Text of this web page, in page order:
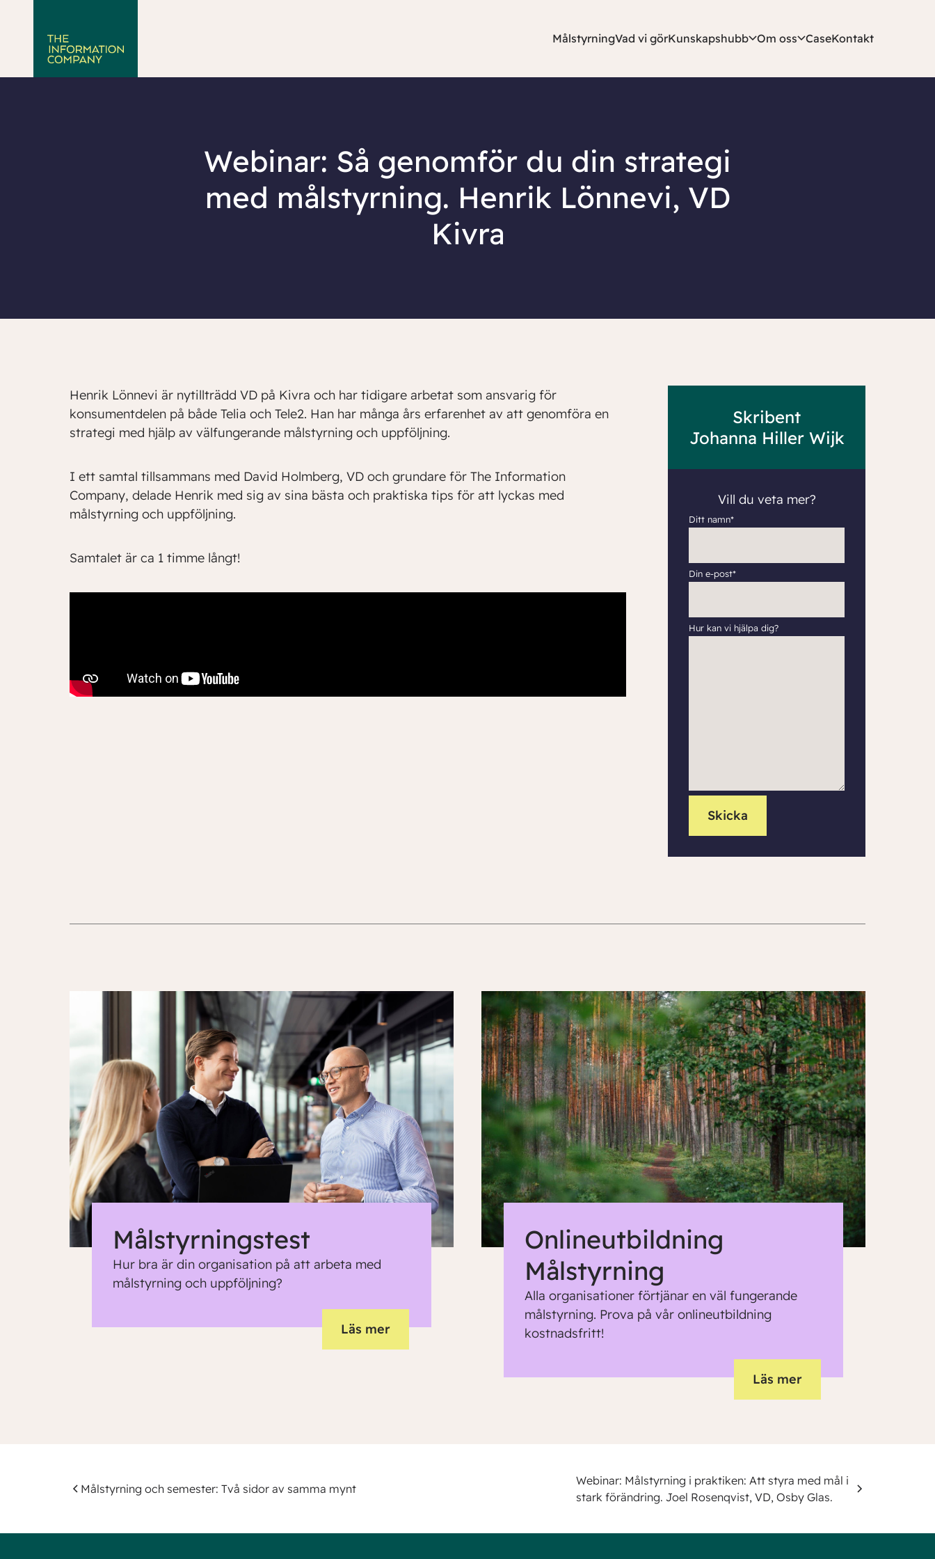
MålstyrningVad vi görKunskapshubb Om oss CaseKontakt
Webinar: Så genomför du din strategi
med målstyrning. Henrik Lönnevi, VD
Kivra
Henrik Lönnevi är nytillträdd VD på Kivra och har tidigare arbetat som ansvarig för
konsumentdelen på både Telia och Tele2. Han har många års erfarenhet av att genomföra en
strategi med hjälp av välfungerande målstyrning och uppföljning.
I ett samtal tillsammans med David Holmberg, VD och grundare för The Information
Company, delade Henrik med sig av sina bästa och praktiska tips för att lyckas med
målstyrning och uppföljning.
Samtalet är ca 1 timme långt!
Skribent
Johanna Hiller Wijk
Vill du veta mer?
Ditt namn*
Din e-post*
Hur kan vi hjälpa dig?
Målstyrningstest
Hur bra är din organisation på att arbeta med
målstyrning och uppföljning?
Läs mer
Onlineutbildning
Målstyrning
Alla organisationer förtjänar en väl fungerande
målstyrning. Prova på vår onlineutbildning
kostnadsfritt!
Läs mer
Målstyrning och semester: Två sidor av samma mynt
Webinar: Målstyrning i praktiken: Att styra med mål i
stark förändring. Joel Rosenqvist, VD, Osby Glas.